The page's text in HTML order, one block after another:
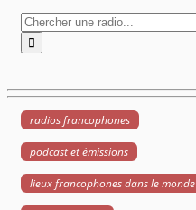
radios francophones
podcast et émissions
lieux francophones dans le monde